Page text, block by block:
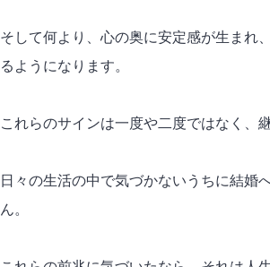
そして何より、心の奥に安定感が生まれ
るようになります。
これらのサインは一度や二度ではなく、
日々の生活の中で気づかないうちに結婚
ん。